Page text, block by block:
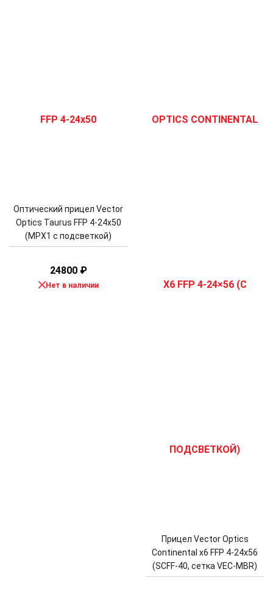
Оптический прицел Vector
Optics Taurus FFP 4-24x50
(MPX1 с подсветкой)
24800 ₽
Нет в наличии
Прицел Vector Optics
Continental x6 FFP 4-24x56
(SCFF-40, сетка VEC-MBR)